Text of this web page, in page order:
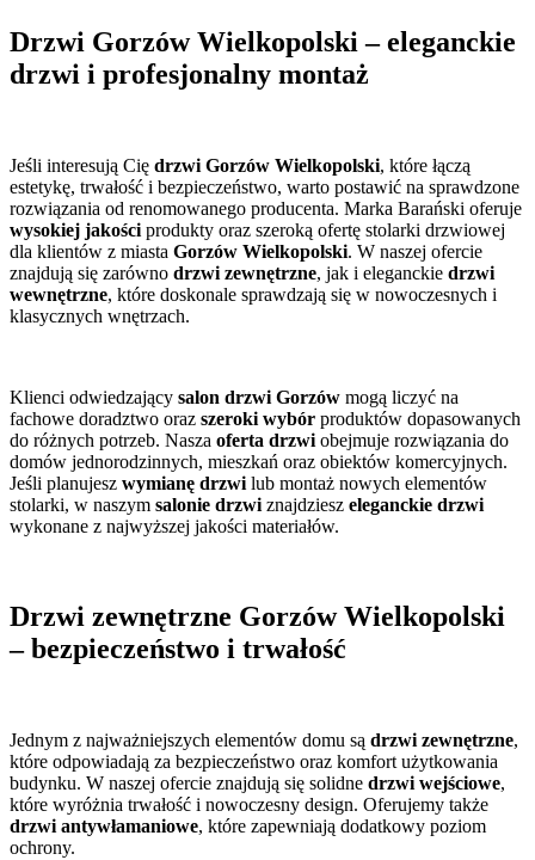
Drzwi Gorzów Wielkopolski – eleganckie
drzwi i profesjonalny montaż
Jeśli interesują Cię drzwi Gorzów Wielkopolski, które łączą
estetykę, trwałość i bezpieczeństwo, warto postawić na sprawdzone
rozwiązania od renomowanego producenta. Marka Barański oferuje
wysokiej jakości produkty oraz szeroką ofertę stolarki drzwiowej
dla klientów z miasta Gorzów Wielkopolski. W naszej ofercie
znajdują się zarówno drzwi zewnętrzne, jak i eleganckie drzwi
wewnętrzne, które doskonale sprawdzają się w nowoczesnych i
klasycznych wnętrzach.
Klienci odwiedzający salon drzwi Gorzów mogą liczyć na
fachowe doradztwo oraz szeroki wybór produktów dopasowanych
do różnych potrzeb. Nasza oferta drzwi obejmuje rozwiązania do
domów jednorodzinnych, mieszkań oraz obiektów komercyjnych.
Jeśli planujesz wymianę drzwi lub montaż nowych elementów
stolarki, w naszym salonie drzwi znajdziesz eleganckie drzwi
wykonane z najwyższej jakości materiałów.
Drzwi zewnętrzne Gorzów Wielkopolski
– bezpieczeństwo i trwałość
Jednym z najważniejszych elementów domu są drzwi zewnętrzne,
które odpowiadają za bezpieczeństwo oraz komfort użytkowania
budynku. W naszej ofercie znajdują się solidne drzwi wejściowe,
które wyróżnia trwałość i nowoczesny design. Oferujemy także
drzwi antywłamaniowe, które zapewniają dodatkowy poziom
ochrony.